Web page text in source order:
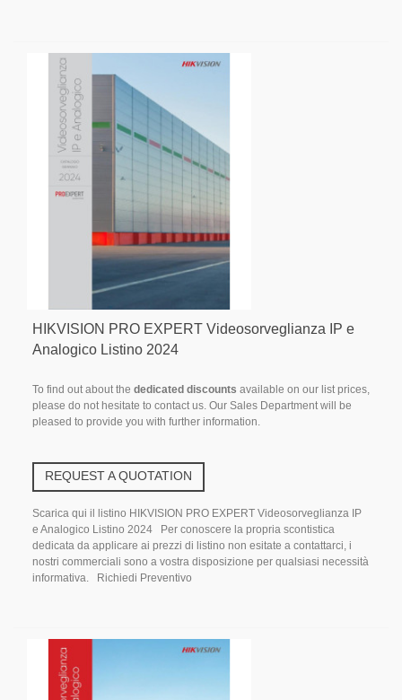
HIKVISION PRO EXPERT Videosorveglianza IP e
Analogico Listino 2024
To find out about the dedicated discounts available on our list prices,
please do not hesitate to contact us. Our Sales Department will be
pleased to provide you with further information.
REQUEST A QUOTATION
Scarica qui il listino HIKVISION PRO EXPERT Videosorveglianza IP
e Analogico Listino 2024 Per conoscere la propria scontistica
dedicata da applicare ai prezzi di listino non esitate a contattarci, i
nostri commerciali sono a vostra disposizione per qualsiasi necessità
informativa. Richiedi Preventivo